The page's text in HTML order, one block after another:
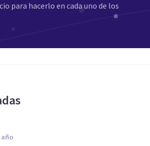
para hacerlo en cada uno de los
año